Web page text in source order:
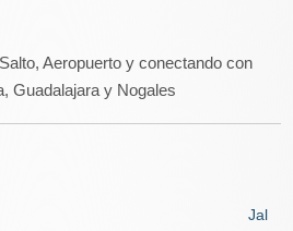
Aeropuerto y conectando con
Guadalajara y Nogales
Jal